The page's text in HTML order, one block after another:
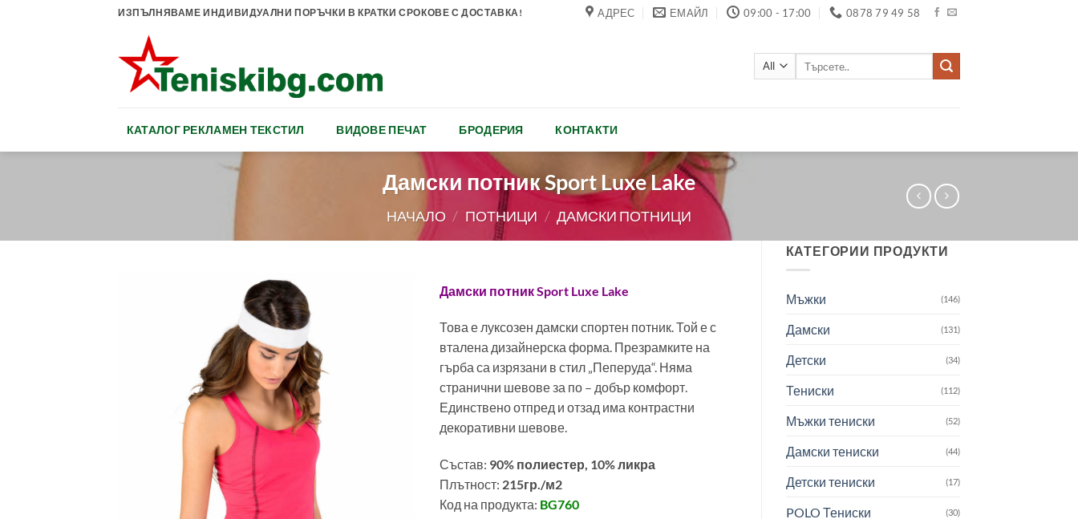
ИЗПЪЛНЯВАМЕ ИНДИВИДУАЛНИ ПОРЪЧКИ В КРАТКИ СРОКОВЕ С ДОСТАВКА! АДРЕС ЕМАЙЛ 09:00 - 17:00 0878 79 49 58
КАТАЛОГ РЕКЛАМЕН ТЕКСТИЛ ВИДОВЕ ПЕЧАТ БРОДЕРИЯ КОНТАКТИ
Дамски потник Sport Luxe Lake
НАЧАЛО / ПОТНИЦИ / ДАМСКИ ПОТНИЦИ
КАТЕГОРИИ ПРОДУКТИ
Мъжки (146)
Дамски (131)
Детски (34)
Тениски (112)
Мъжки тениски (52)
Дамски тениски (44)
Детски тениски (17)
POLO Тениски (30)
Дамски потник Sport Luxe Lake
Това е луксозен дамски спортен потник. Той е с
вталена дизайнерска форма. Презрамките на
гърба са изрязани в стил „Пеперуда“. Няма
странични шевове за по – добър комфорт.
Единствено отпред и отзад има контрастни
декоративни шевове.
Състав: 90% полиестер, 10% ликра
Плътност: 215гр./м2
Код на продукта: BG760